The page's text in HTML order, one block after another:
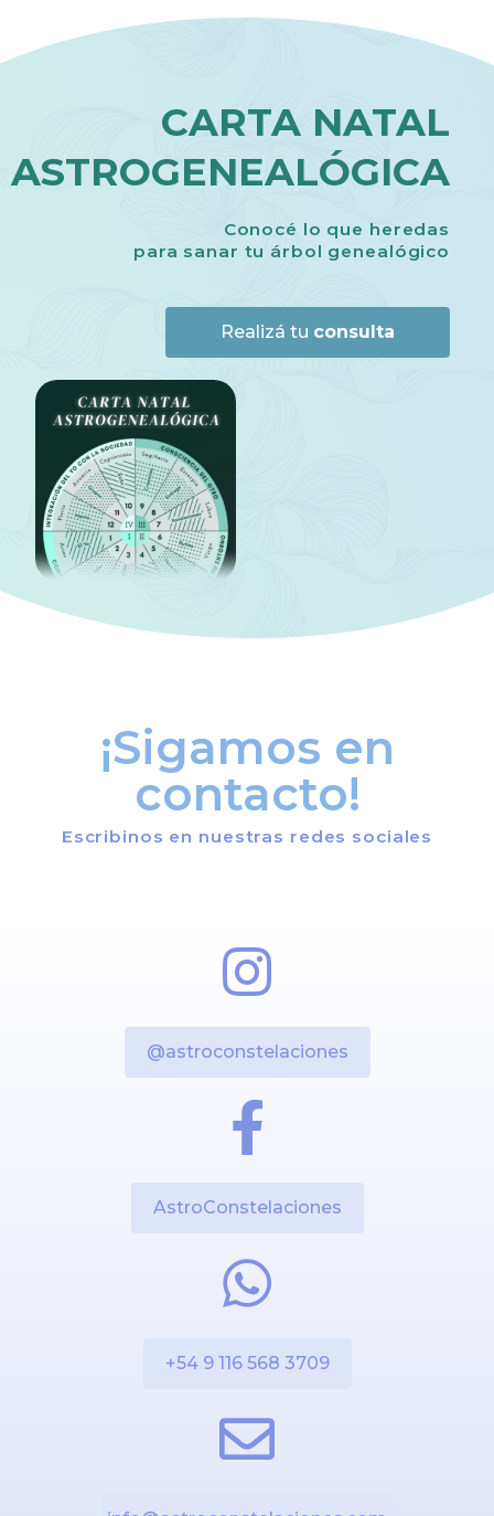
CARTA NATAL
ASTROGENEALÓGICA
Conocé lo que heredas
para sanar tu árbol genealógico
Realizá tu consulta
¡Sigamos en
contacto!
Escribinos en nuestras redes sociales
@astroconstelaciones
AstroConstelaciones
+54 9 116 568 3709